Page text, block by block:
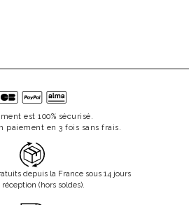
est 100% sécurisé.
paiement en 3 fois sans frais.
depuis la France sous 14 jours
réception (hors soldes).